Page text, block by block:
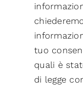
tuo
quali è
di legge